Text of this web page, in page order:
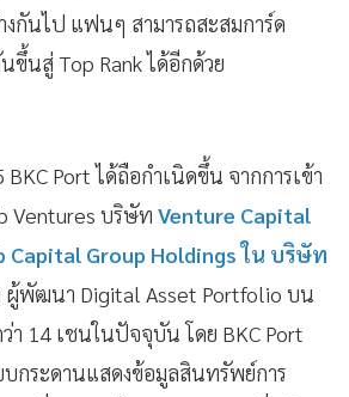
กันไป แฟนๆ สามารถสะสมการ์ด
นสู่ Top Rank ได้อีกด้วย
Port ได้ถือกำเนิดขึ้น จากการเข้า
Ventures บริษัท Venture Capital
Capital Group Holdings ใน บริษัท
ผู้พัฒนา Digital Asset Portfolio บน
า 14 เชนในปัจจุบัน โดย BKC Port
กระดานแสดงข้อมูลสินทรัพย์การ